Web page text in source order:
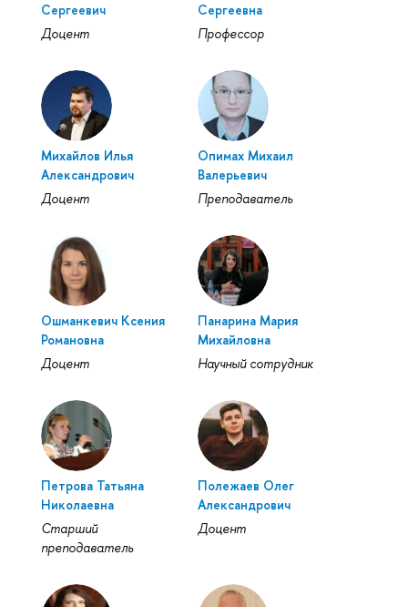
Сергеевич
Доцент
Сергеевна
Профессор
Михайлов Илья
Александрович
Доцент
Опимах Михаил
Валерьевич
Преподаватель
Ошманкевич Ксения
Романовна
Доцент
Панарина Мария
Михайловна
Научный сотрудник
Петрова Татьяна
Николаевна
Старший
преподаватель
Полежаев Олег
Александрович
Доцент